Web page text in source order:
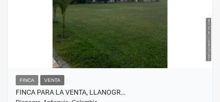
FINCA VENTA
FINCA PARA LA VENTA, LLANOGR…